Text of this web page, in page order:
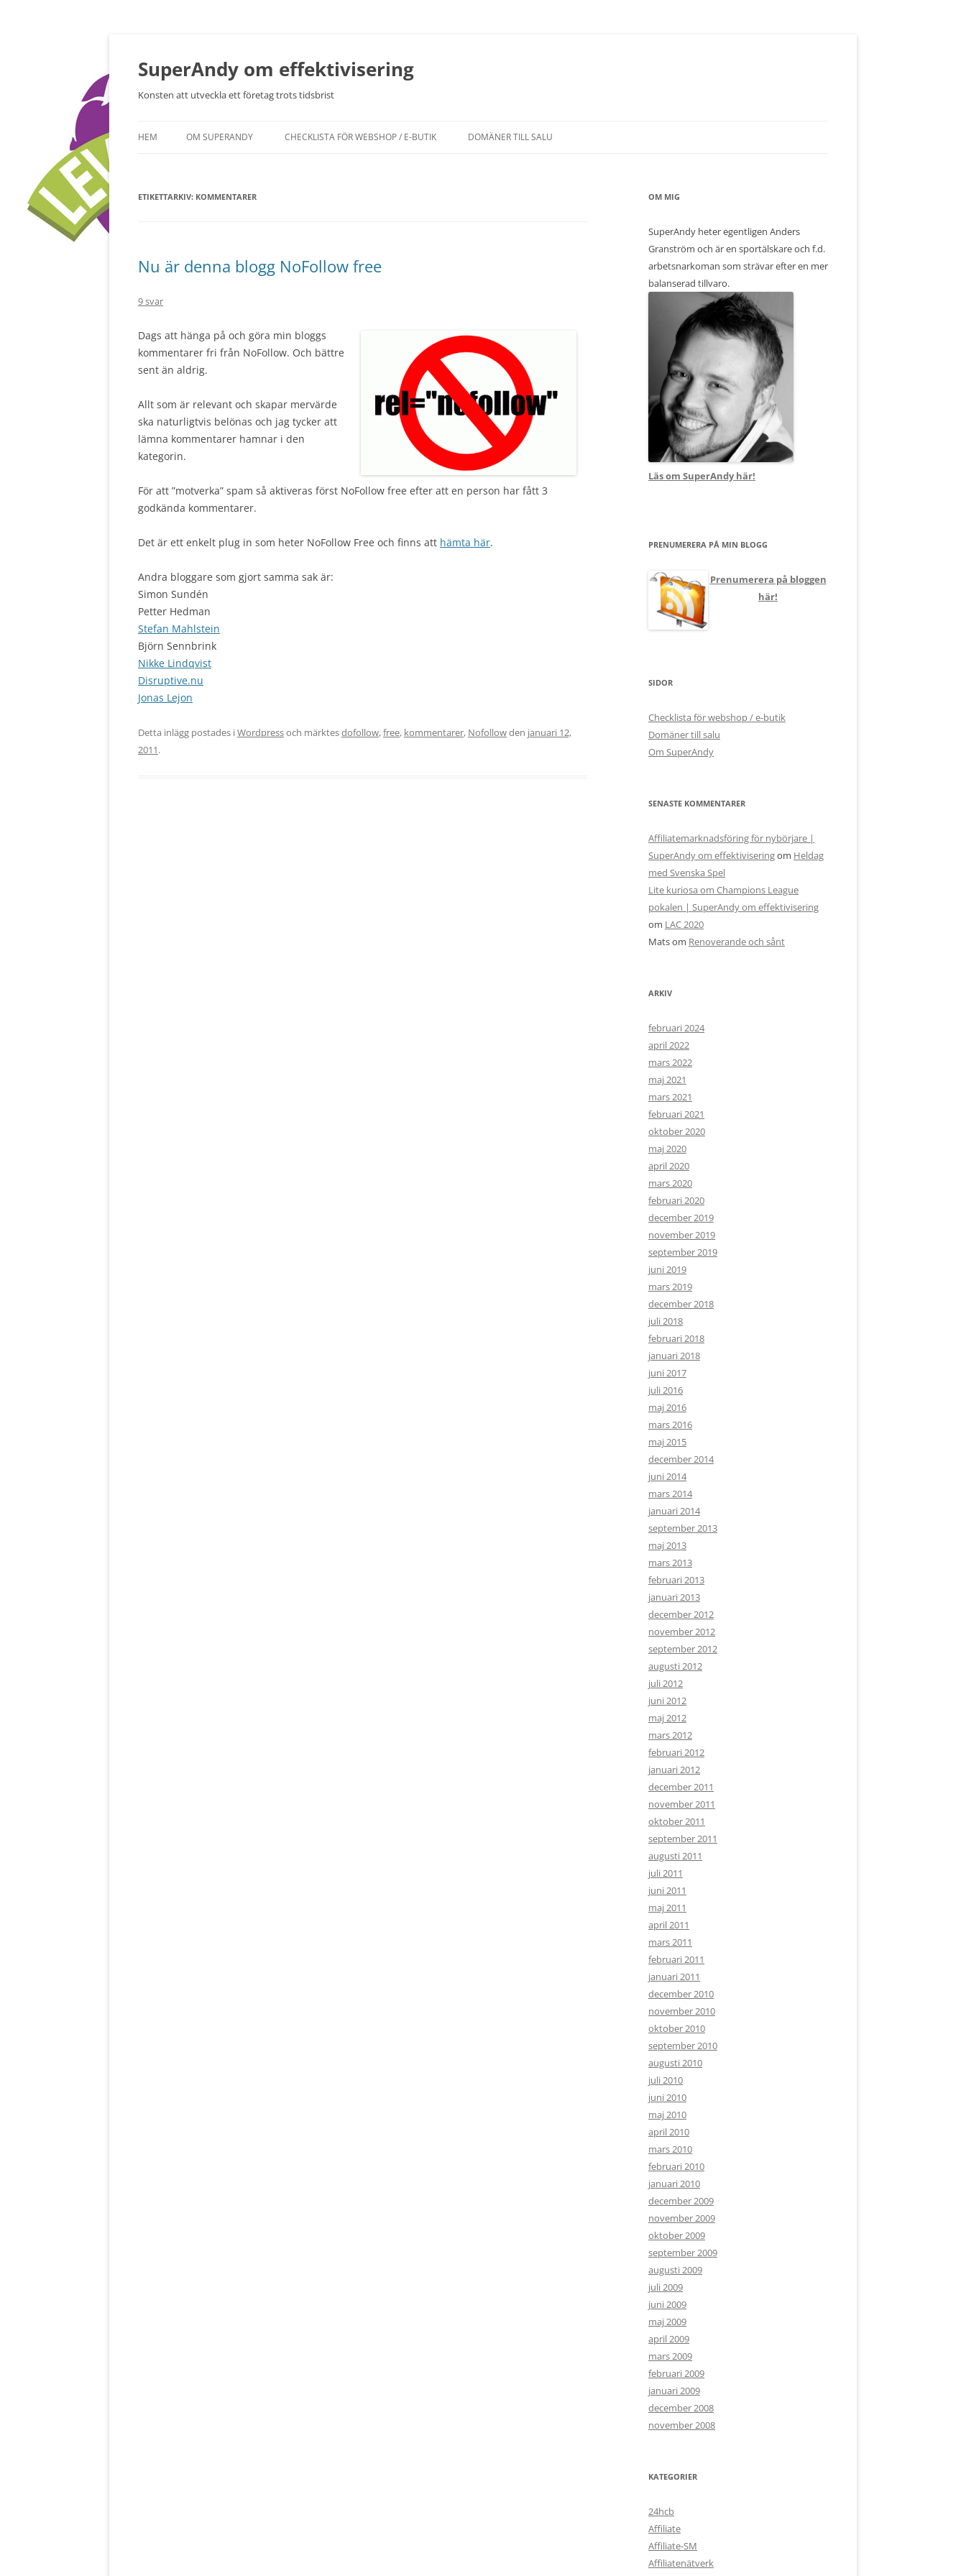
SuperAndy om effektivisering
Konsten att utveckla ett företag trots tidsbrist
HEM OM SUPERANDY CHECKLISTA FÖR WEBSHOP / E-BUTIK DOMÄNER TILL SALU
ETIKETTARKIV: KOMMENTARER
Nu är denna blogg NoFollow free
9 svar
Dags att hänga på och göra min bloggs
kommentarer fri från NoFollow. Och bättre
sent än aldrig.
Allt som är relevant och skapar mervärde
ska naturligtvis belönas och jag tycker att
lämna kommentarer hamnar i den
kategorin.
För att ”motverka” spam så aktiveras först NoFollow free efter att en person har fått 3
godkända kommentarer.
Det är ett enkelt plug in som heter NoFollow Free och finns att hämta här.
Andra bloggare som gjort samma sak är:
Simon Sundén
Petter Hedman
Stefan Mahlstein
Björn Sennbrink
Nikke Lindqvist
Disruptive.nu
Jonas Lejon
Detta inlägg postades iWordpressoch märktesdofollow,free, kommentarer, Nofollowden januari 12,
2011.
OM MIG
SuperAndy heter egentligen Anders
Granström och är en sportälskare och f.d.
arbetsnarkoman som strävar efter en mer
balanserad tillvaro.
Läs om SuperAndy här!
PRENUMERERA PÅ MIN BLOGG
Prenumerera på bloggen
här!
SIDOR
Checklista för webshop / e-butik
Domäner till salu
Om SuperAndy
SENASTE KOMMENTARER
Affiliatemarknadsföring för nybörjare |
SuperAndy om effektiviseringom Heldag
med Svenska Spel
Lite kuriosa om Champions League
pokalen | SuperAndy om effektivisering
om LAC 2020
Matsom Renoverande och sånt
ARKIV
februari 2024
april 2022
mars 2022
maj 2021
mars 2021
februari 2021
oktober 2020
maj 2020
april 2020
mars 2020
februari 2020
december 2019
november 2019
september 2019
juni 2019
mars 2019
december 2018
juli 2018
februari 2018
januari 2018
juni 2017
juli 2016
maj 2016
mars 2016
maj 2015
december 2014
juni 2014
mars 2014
januari 2014
september 2013
maj 2013
mars 2013
februari 2013
januari 2013
december 2012
november 2012
september 2012
augusti 2012
juli 2012
juni 2012
maj 2012
mars 2012
februari 2012
januari 2012
december 2011
november 2011
oktober 2011
september 2011
augusti 2011
juli 2011
juni 2011
maj 2011
april 2011
mars 2011
februari 2011
januari 2011
december 2010
november 2010
oktober 2010
september 2010
augusti 2010
juli 2010
juni 2010
maj 2010
april 2010
mars 2010
februari 2010
januari 2010
december 2009
november 2009
oktober 2009
september 2009
augusti 2009
juli 2009
juni 2009
maj 2009
april 2009
mars 2009
februari 2009
januari 2009
december 2008
november 2008
KATEGORIER
24hcb
Affiliate
Affiliate-SM
Affiliatenätverk